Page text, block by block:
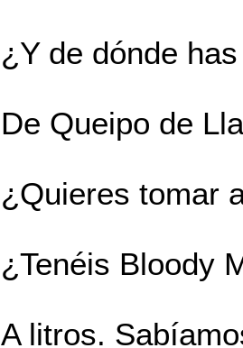
¿Y de dónde
De Queipo de
¿Quieres tomar
¿Tenéis Bloody
A litros.